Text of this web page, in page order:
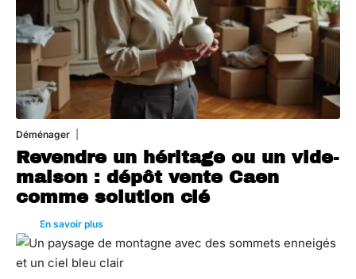
Déménager
Revendre un héritage ou un vide-
maison : dépôt vente Caen
comme solution clé
En savoir plus